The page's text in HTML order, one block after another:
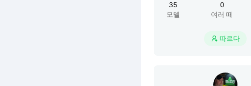
35
모델
0
여러 떼
 따르다